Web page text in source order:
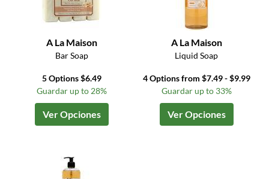
A La Maison
Bar Soap
5 Options $6.49
Guardar up to 28%
Ver Opciones
A La Maison
Liquid Soap
4 Options from $7.49 - $9.99
Guardar up to 33%
Ver Opciones